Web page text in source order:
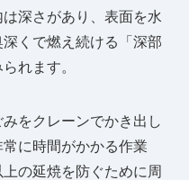
深さがあり、表面を水
くで燃え続ける「深部
れます。
をクレーンでかき出し
に時間がかかる作業
の延焼を防ぐために周